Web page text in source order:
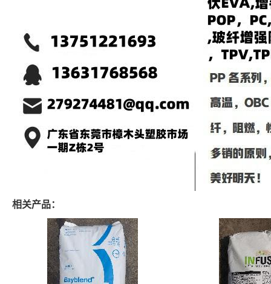
相关产品：